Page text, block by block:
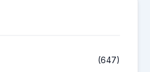
(647)